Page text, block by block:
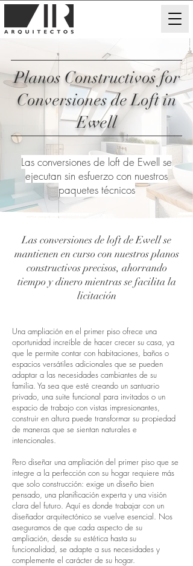
Planos Constructivos for
Conversiones de Loft in
Ewell
Las conversiones de loft de Ewell se
ejecutan sin esfuerzo con nuestros
paquetes técnicos
Las conversiones de loft de Ewell se
mantienen en curso con nuestros planos
constructivos precisos, ahorrando
tiempo y dinero mientras se facilita la
licitación
Una ampliación en el primer piso ofrece una
oportunidad increíble de hacer crecer su casa, ya
que le permite contar con habitaciones, baños o
espacios versátiles adicionales que se pueden
adaptar a las necesidades cambiantes de su
familia. Ya sea que esté creando un santuario
privado, una suite funcional para invitados o un
espacio de trabajo con vistas impresionantes,
construir en altura puede transformar su propiedad
de maneras que se sientan naturales e
intencionales.
Pero diseñar una ampliación del primer piso que se
integre a la perfección con su hogar requiere más
que solo construcción: exige un diseño bien
pensado, una planificación experta y una visión
clara del futuro. Aquí es donde trabajar con un
diseñador arquitectónico se vuelve esencial. Nos
aseguramos de que cada aspecto de su
ampliación, desde su estética hasta su
funcionalidad, se adapte a sus necesidades y
complemente el carácter de su hogar.